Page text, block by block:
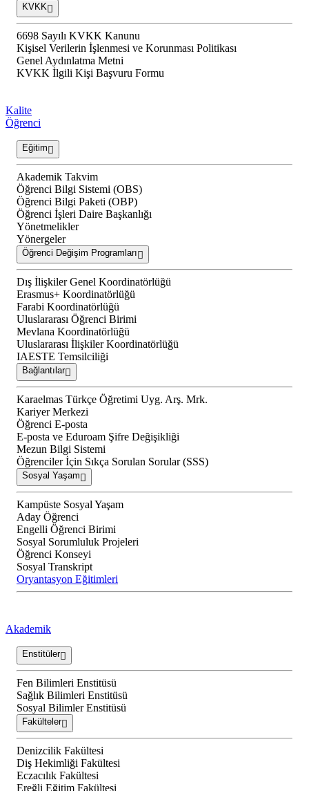
KVKK
6698 Sayılı KVKK Kanunu
Kişisel Verilerin İşlenmesi ve Korunması Politikası
Genel Aydınlatma Metni
KVKK İlgili Kişi Başvuru Formu
Kalite
Öğrenci
Eğitim
Akademik Takvim
Öğrenci Bilgi Sistemi (OBS)
Öğrenci Bilgi Paketi (OBP)
Öğrenci İşleri Daire Başkanlığı
Yönetmelikler
Yönergeler
Öğrenci Değişim Programları
Dış İlişkiler Genel Koordinatörlüğü
Erasmus+ Koordinatörlüğü
Farabi Koordinatörlüğü
Uluslararası Öğrenci Birimi
Mevlana Koordinatörlüğü
Uluslararası İlişkiler Koordinatörlüğü
IAESTE Temsilciliği
Bağlantılar
Karaelmas Türkçe Öğretimi Uyg. Arş. Mrk.
Kariyer Merkezi
Öğrenci E-posta
E-posta ve Eduroam Şifre Değişikliği
Mezun Bilgi Sistemi
Öğrenciler İçin Sıkça Sorulan Sorular (SSS)
Sosyal Yaşam
Kampüste Sosyal Yaşam
Aday Öğrenci
Engelli Öğrenci Birimi
Sosyal Sorumluluk Projeleri
Öğrenci Konseyi
Sosyal Transkript
Oryantasyon Eğitimleri
Akademik
Enstitüler
Fen Bilimleri Enstitüsü
Sağlık Bilimleri Enstitüsü
Sosyal Bilimler Enstitüsü
Fakülteler
Denizcilik Fakültesi
Diş Hekimliği Fakültesi
Eczacılık Fakültesi
Ereğli Eğitim Fakültesi